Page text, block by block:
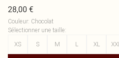
28,00 €
Couleur: Chocolat
Sélectionner une taille:
XS
S M L XL